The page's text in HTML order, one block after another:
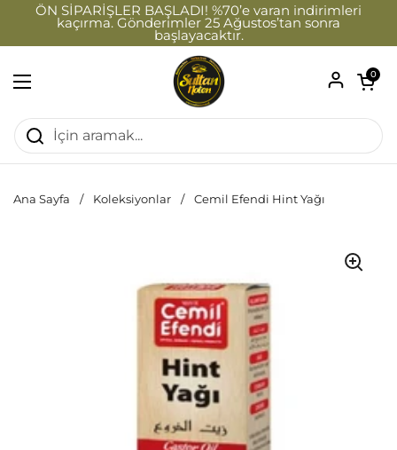
İçeriğe geç
ÖN SİPARİŞLER BAŞLADI! %70’e varan indirimleri
kaçırma. Gönderimler 25 Ağustos’tan sonra
başlayacaktır.
Menüyü aç
Sepeti
0
Ana Sayfa / Koleksiyonlar / Cemil Efendi Hint Yağı